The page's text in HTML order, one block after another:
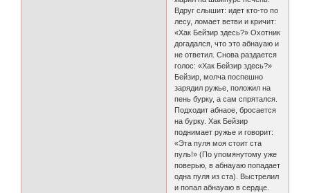
Вдруг слышит: идет кто-то по
лесу, ломает ветви и кричит:
«Хак Бейзир здесь?» Охотник
догадался, что это абнауаю и
не ответил. Снова раздается
голос: «Хак Бейзир здесь?»
Бейзир, молча поспешно
зарядил ружье, положил на
пень бурку, а сам спрятался.
Подходит абнаое, бросается
на бурку. Хак Бейзир
поднимает ружье и говорит:
«Эта пуля моя стоит ста
пуль!» (По упомянутому уже
поверью, в абнауаю попадает
одна пуля из ста). Выстрелил
и попал абнауаю в сердце.